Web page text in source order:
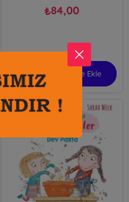
₺84,00
Sepete Ekle